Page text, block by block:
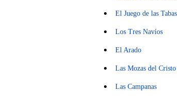
El Juego de las Tabas
Los Tres Navíos
El Arado
Las Mozas del Cristo
Las Campanas